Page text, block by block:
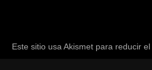
Este sitio usa Akismet para reducir el